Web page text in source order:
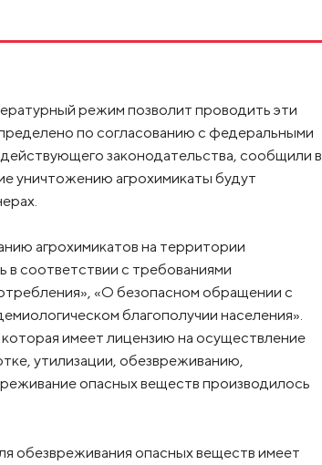
режим позволит проводить эти
по согласованию с федеральными
законодательства, сообщили в
уничтожению агрохимикаты будут
агрохимикатов на территории
в соответствии с требованиями
«О безопасном обращении с
благополучии населения».
имеет лицензию на осуществление
утилизации, обезвреживанию,
опасных веществ производилось
обезвреживания опасных веществ имеет